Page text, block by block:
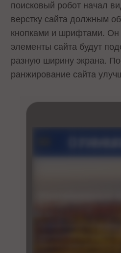
поисковый робот начал
верстку сайта должным
кнопками и шрифтами. Он
элементы сайта будут
разную ширину экрана.
ранжирование сайта